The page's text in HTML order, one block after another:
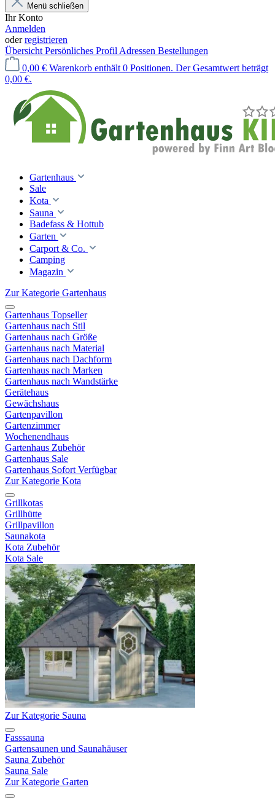
Menü schließen
Ihr Konto
Anmelden
oderregistrieren
Übersicht Persönliches Profil Adressen Bestellungen
0,00 € Warenkorb enthält 0 Positionen. Der Gesamtwert beträgt
0,00 €.
Gartenhaus
Sale
Kota
Sauna
Badefass & Hottub
Garten
Carport & Co.
Camping
Magazin
Zur Kategorie Gartenhaus
Gartenhaus Topseller
Gartenhaus nach Stil
Gartenhaus nach Größe
Gartenhaus nach Material
Gartenhaus nach Dachform
Gartenhaus nach Marken
Gartenhaus nach Wandstärke
Gerätehaus
Gewächshaus
Gartenpavillon
Gartenzimmer
Wochenendhaus
Gartenhaus Zubehör
Gartenhaus Sale
Gartenhaus Sofort Verfügbar
Zur Kategorie Kota
Grillkotas
Grillhütte
Grillpavillon
Saunakota
Kota Zubehör
Kota Sale
Zur Kategorie Sauna
Fasssauna
Gartensaunen und Saunahäuser
Sauna Zubehör
Sauna Sale
Zur Kategorie Garten